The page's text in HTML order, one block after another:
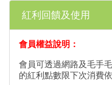
紅利回饋及使用
會員權益說明：
會員可透過網路及毛手
的紅利點數限下次消費